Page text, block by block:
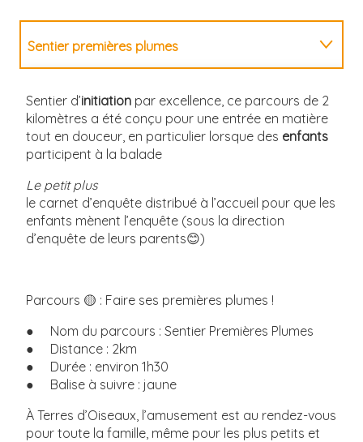
Sentier premières plumes
Sentier Découverte
Sentier exploration
Sentier d’initiation par excellence, ce parcours de 2
kilomètres a été conçu pour une entrée en matière
tout en douceur, en particulier lorsque des enfants
participent à la balade
Le petit plus
le carnet d’enquête distribué à l’accueil pour que les
enfants mènent l’enquête (sous la direction
d’enquête de leurs parents😊)
Parcours 🟡 : Faire ses premières plumes !
● Nom du parcours : Sentier Premières Plumes
● Distance : 2km
● Durée : environ 1h30
● Balise à suivre : jaune
À Terres d’Oiseaux, l’amusement est au rendez-vous
pour toute la famille, même pour les plus petits et